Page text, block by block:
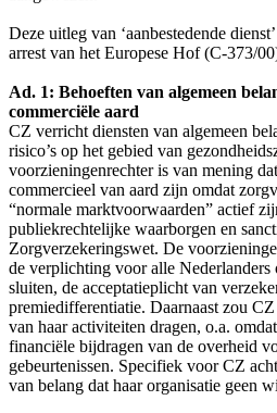
Deze uitleg van ‘aanbestedende
arrest van het Europese Hof (C-373/
Ad. 1: Behoeften van algemeen
commerciële aard
CZ verricht diensten van algemeen
risico’s op het gebied van
voorzieningenrechter is van mening
commercieel van aard zijn omdat
“normale marktvoorwaarden” actief
publiekrechtelijke waarborgen en
Zorgverzekeringswet. De
de verplichting voor alle Nederlanders
sluiten, de acceptatieplicht van
premiedifferentiatie. Daarnaast zou
van haar activiteiten dragen, o.a.
financiële bijdragen van de overheid
gebeurtenissen. Specifiek voor CZ
van belang dat haar organisatie geen